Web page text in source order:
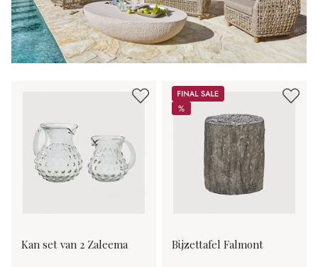
Kan set van 2 Zaleema
Sale
%
%
Bijzettafel Falmont